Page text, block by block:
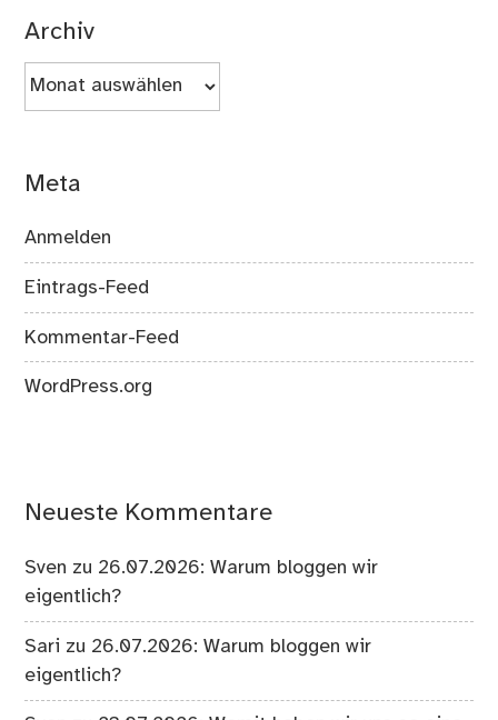
Archiv
Archiv
Meta
Anmelden
Eintrags-Feed
Kommentar-Feed
WordPress.org
Neueste Kommentare
Sven zu 26.07.2026: Warum bloggen wir
eigentlich?
Sari zu 26.07.2026: Warum bloggen wir
eigentlich?